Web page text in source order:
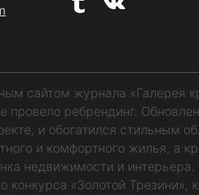
сайтом журнала «Галерея
провело ребрендинг.
и обогатился стильным
и комфортного жилья, а
недвижимости и
конкурса «Золотой Трезини»,